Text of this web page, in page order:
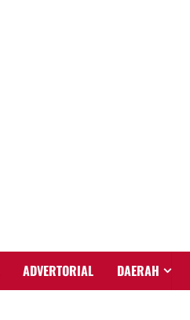
ADVERTORIAL DAERAH